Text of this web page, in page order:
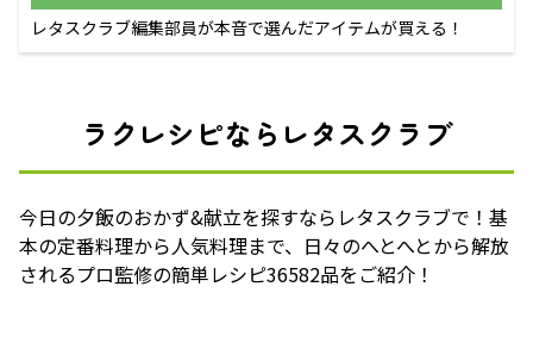
レタスクラブ編集部員が本音で選んだアイテムが買える！
ラクレシピならレタスクラブ
今日の夕飯のおかず&献立を探すならレタスクラブで！基
本の定番料理から人気料理まで、日々のへとへとから解放
されるプロ監修の簡単レシピ36582品をご紹介！